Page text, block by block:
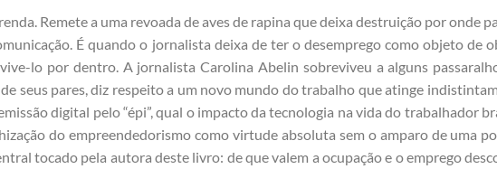
Remete a uma revoada de aves de rapina que deixa destruição por onde
É quando o jornalista deixa de ter o desemprego como objeto de
lo por dentro. A jornalista Carolina Abelin sobreviveu a alguns
seus pares, diz respeito a um novo mundo do trabalho que atinge
digital pelo “épi”, qual o impacto da tecnologia na vida do trabalhador
do empreendedorismo como virtude absoluta sem o amparo de uma
tocado pela autora deste livro: de que valem a ocupação e o emprego